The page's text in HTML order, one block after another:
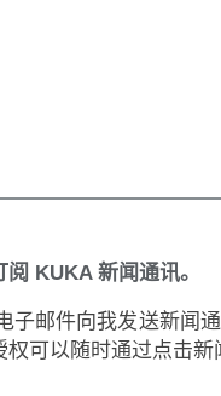
KUKA 新闻通讯。
子邮件向我发送新闻
可以随时通过点击